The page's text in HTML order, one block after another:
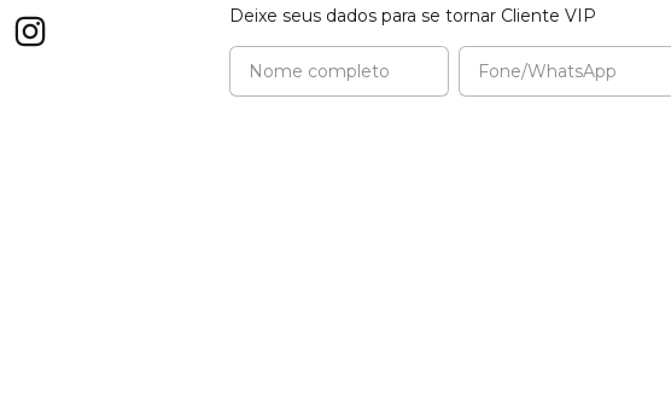
Deixe seus dados para se tornar Cliente VIP